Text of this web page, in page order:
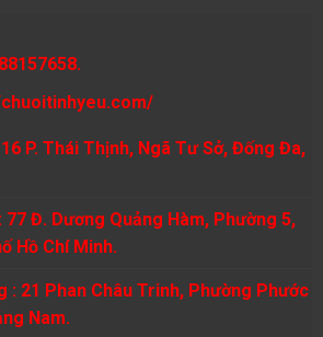
P. Thái Thịnh, Ngã Tư Sở, Đống Đa,
Đ. Dương Quảng Hàm, Phường 5,
Hồ Chí Minh.
: 21 Phan Châu Trinh, Phường Phước
Nam.